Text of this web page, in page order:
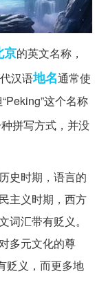
京的英文名称，
汉语地名通常使
这个名称
拼写方式，并没
史时期，语言的
主义时期，西方
汇带有贬义。
多元文化的尊
贬义，而更多地